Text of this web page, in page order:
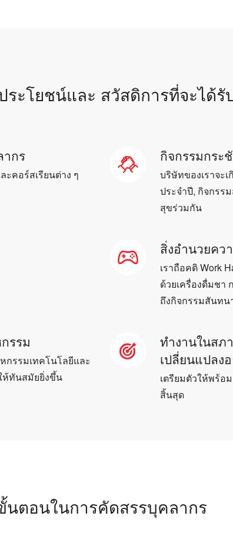
ระโยชน์และ สวัสดิการที่จะได้รั
กร
ะคอร์สเรียนต่าง ๆ
กิจกรรมกระ
บริษัทของเราจะ
ประจำปี, กิจกรร
สุขร่วมกัน
สิ่งอำนวยคว
เราถือคติ Work
ด้วยเครื่องดื่มชา
ถึงกิจกรรมสันท
รรม
กรรมเทคโนโลยีและ
ห้ทันสมัยยิ่งขึ้น
ทำงานในส
เปลี่ยนแปลง
เตรียมตัวให้พร้อ
สิ้นสุด
นตอนในการคัดสรรบุคลากร